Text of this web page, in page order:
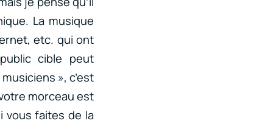
La musique
etc. qui ont
cible peut
», c’est
morceau est
vous faites de la